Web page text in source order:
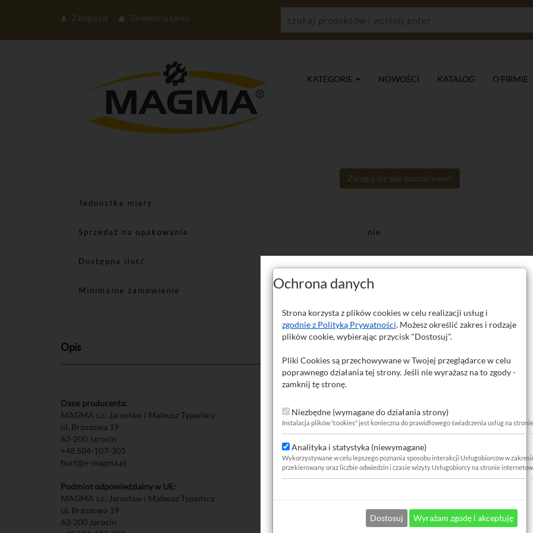
Zaloguj się Zarejestruj konto
KATEGORIE NOWOŚCI KATALOG O FIRMIE
Zaloguj się aby poznać ceny!
Jednostka miary
Sprzedaż na opakowania nie
Dostępna ilość
Minimalne zamówienie
Opis
Dane producenta:
MAGMA s.c. Jarosław i Mateusz Typańscy
ul. Brzozowa 19
63-200 Jarocin
+48 504-107-303
hurt@e-magma.pl
Podmiot odpowiedzialny w UE:
MAGMA s.c. Jarosław i Mateusz Typańscy
ul. Brzozowa 19
63-200 Jarocin
Ochrona danych
Strona korzysta z plików cookies w celu realizacji usług i
zgodnie z Polityką Prywatności. Możesz określić zakres i rodzaje
plików cookie, wybierając przycisk "Dostosuj".
Pliki Cookies są przechowywane w Twojej przeglądarce w celu
poprawnego działania tej strony. Jeśli nie wyrażasz na to zgody -
zamknij tę stronę.
Niezbędne (wymagane do działania strony)
Instalacja plików "cookies" jest konieczna do prawidłowego świadczenia usług na
Analityka i statystyka (niewymagane)
Wykorzystywane w celu lepszego poznania sposobu interakcji Usługobiorców w
przekierowany oraz liczbie odwiedzin i czasie wizyty Usługobiorcy na stronie
Dostosuj Wyrażam zgodę i akceptuję